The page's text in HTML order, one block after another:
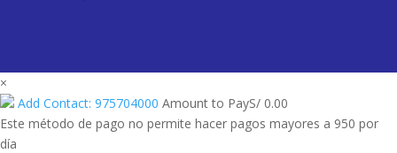
×
Add Contact: 975704000 Amount to PayS/ 0.00
Este método de pago no permite hacer pagos mayores a 950 por
día